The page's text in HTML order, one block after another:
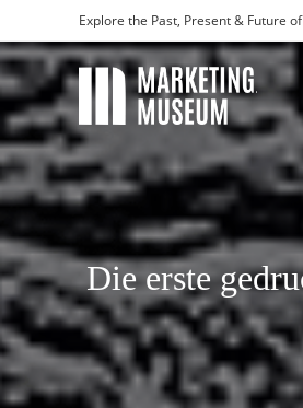
Explore the Past, Present & Future
Die erste